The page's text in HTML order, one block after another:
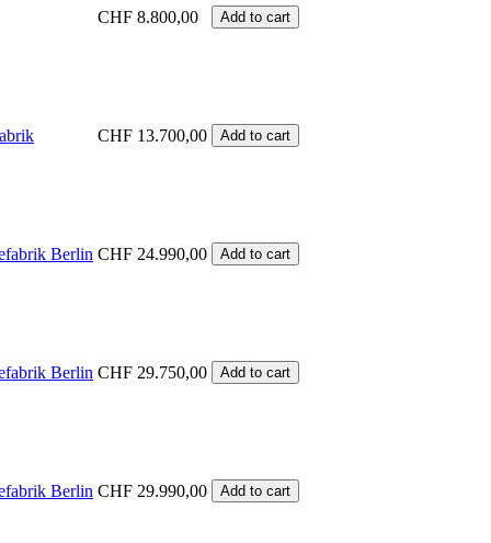
CHF 8.800,00 Add to cart
CHF 13.700,00 Add to cart
Berlin CHF 24.990,00 Add to cart
Berlin CHF 29.750,00 Add to cart
Berlin CHF 29.990,00 Add to cart